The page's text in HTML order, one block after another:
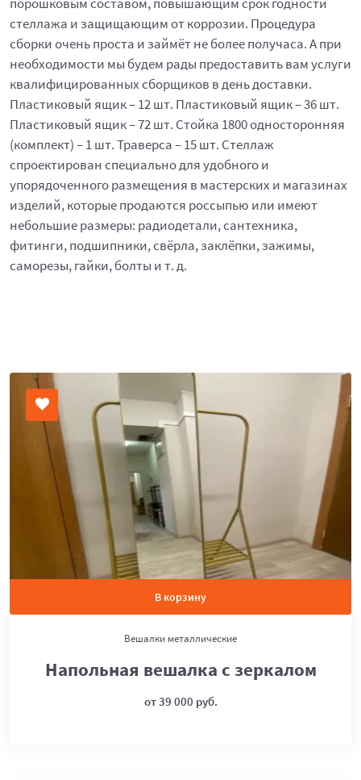
стеллажа и защищающим от коррозии. Процедура
сборки очень проста и займёт не более получаса. А при
необходимости мы будем рады предоставить вам услуги
квалифицированных сборщиков в день доставки.
Пластиковый ящик – 12 шт. Пластиковый ящик – 36 шт.
Пластиковый ящик – 72 шт. Стойка 1800 односторонняя
(комплект) – 1 шт. Траверса – 15 шт. Стеллаж
спроектирован специально для удобного и
упорядоченного размещения в мастерских и магазинах
изделий, которые продаются россыпью или имеют
небольшие размеры: радиодетали, сантехника,
фитинги, подшипники, свёрла, заклёпки, зажимы,
саморезы, гайки, болты и т. д.
В корзину
Вешалки металлические
Напольная вешалка с зеркалом
от 39 000 руб.